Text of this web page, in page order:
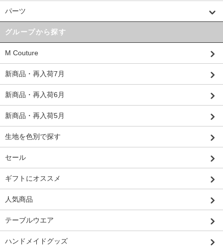
パーツ
グループから探す
M Couture
新商品・再入荷7月
新商品・再入荷6月
新商品・再入荷5月
生地を色別で探す
セール
ギフトにオススメ
人気商品
テーブルウエア
ハンドメイドグッズ